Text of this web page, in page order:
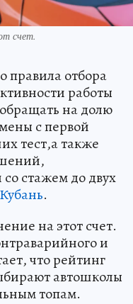
счет.
правила отбора
работы
на долю
с первой
тест,а также
стажем до двух
.
на этот счет.
и
что рейтинг
автошколы
топам.